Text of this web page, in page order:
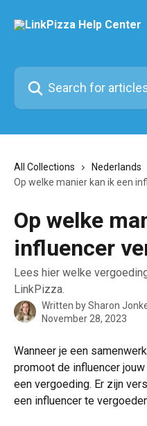
Search for articles...
All Collections Nederlands
Op welke manier kan ik een
Op welke
influencer
Lees hier welke
LinkPizza.
Written bySharon
November 28, 2023
Wanneer je een
promoot de influencer
een vergoeding. Er zijn
een influencer te